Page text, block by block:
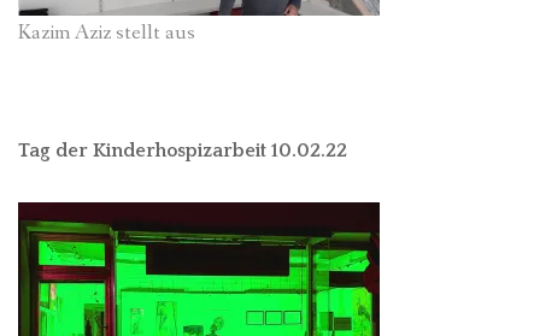
Kazim Aziz stellt aus
Tag der Kinderhospizarbeit 10.02.22